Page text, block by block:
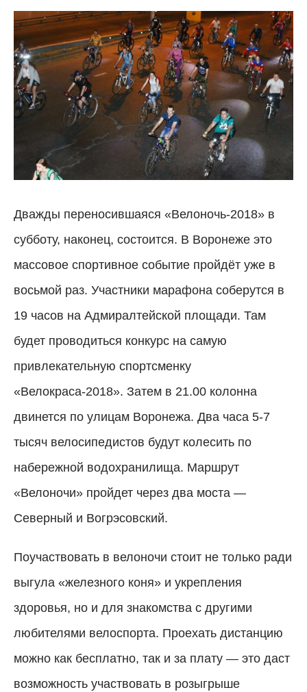
Дважды переносившаяся «Велоночь-2018» в
субботу, наконец, состоится. В Воронеже это
массовое спортивное событие пройдёт уже в
восьмой раз. Участники марафона соберутся в
19 часов на Адмиралтейской площади. Там
будет проводиться конкурс на самую
привлекательную спортсменку
«Велокраса-2018». Затем в 21.00 колонна
двинется по улицам Воронежа. Два часа 5-7
тысяч велосипедистов будут колесить по
набережной водохранилища. Маршрут
«Велоночи» пройдет через два моста —
Северный и Вогрэсовский.
Поучаствовать в велоночи стоит не только ради
выгула «железного коня» и укрепления
здоровья, но и для знакомства с другими
любителями велоспорта. Проехать дистанцию
можно как бесплатно, так и за плату — это даст
возможность участвовать в розыгрыше